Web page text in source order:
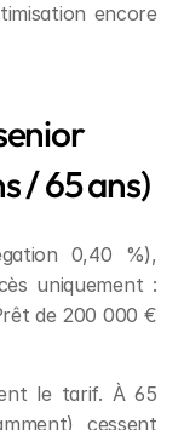
encore
/ 65 ans)
0,40 %),
uniquement :
de 200 000 €
le tarif. À 65
cessent